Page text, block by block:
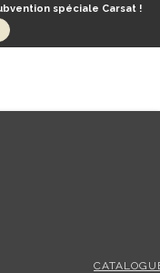
spéciale Carsat !